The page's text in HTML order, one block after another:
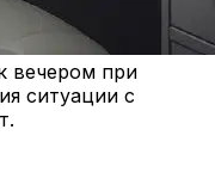
вечером при
ситуации с